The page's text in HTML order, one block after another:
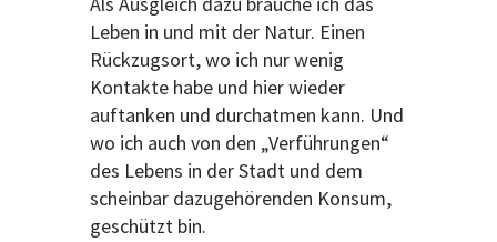
Als Ausgleich dazu brauche ich das
Leben in und mit der Natur. Einen
Rückzugsort, wo ich nur wenig
Kontakte habe und hier wieder
auftanken und durchatmen kann. Und
wo ich auch von den „Verführungen“
des Lebens in der Stadt und dem
scheinbar dazugehörenden Konsum,
geschützt bin.